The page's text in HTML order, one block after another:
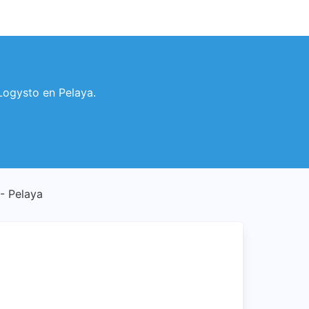
en Pelaya.
Pelaya